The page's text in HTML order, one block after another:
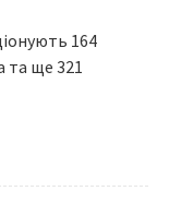
164
та ще 321